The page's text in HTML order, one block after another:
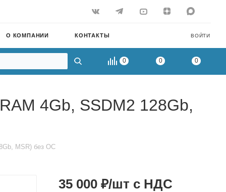
ВОЙТИ
О КОМПАНИИ КОНТАКТЫ
0 0 0
4Gb, SSDM2 128Gb,
MSR) без ОС
35 000 ₽/шт с НДС